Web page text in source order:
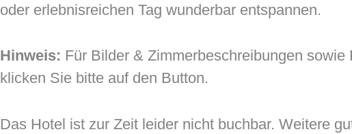
oder erlebnisreichen Tag wunderbar entspannen.
Hinweis: Für Bilder & Zimmerbeschreibungen
klicken Sie bitte auf den Button.
Das Hotel ist zur Zeit leider nicht buchbar. Weitere